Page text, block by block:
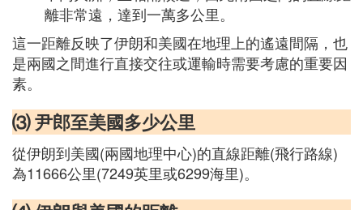
離非常遠，達到一萬多公里。
這一距離反映了伊朗和美國在地理上的遙遠間隔，也
是兩國之間進行直接交往或運輸時需要考慮的重要因
素。
⑶ 尹郎至美國多少公里
從伊朗到美國(兩國地理中心)的直線距離(飛行路線)
為11666公里(7249英里或6299海里)。